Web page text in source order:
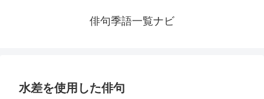
俳句季語一覧ナビ
水差を使用した俳句